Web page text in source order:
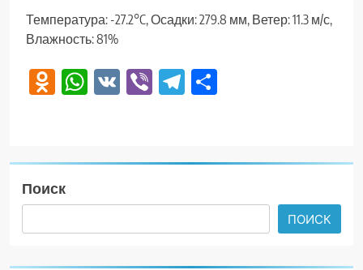
Температура: -27.2°C, Осадки: 279.8 мм, Ветер: 11.3 м/с,
Влажность: 81%
Odnoklassniki
WhatsApp
VK ViberTelegram
Поиск
ПОИСК